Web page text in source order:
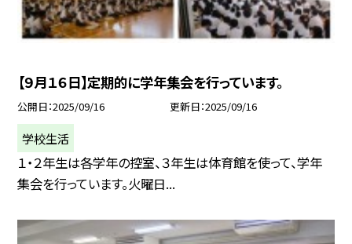
【９月１６日】定期的に学年集会を行っています。
公開日 2025/09/16 更新日 2025/09/16
学校生活
１・２年生は各学年の控室、３年生は体育館を使って、学年
集会を行っています。火曜日...